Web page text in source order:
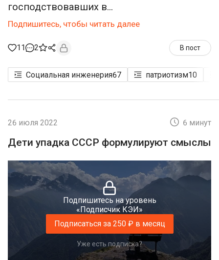
господствовавших в...
Подпишитесь, чтобы читать далее
11 2 В пост
Социальная инженерия67 патриотизм10
26 июля 2022 6 минут
Дети упадка СССР формулируют смыслы
Подпишитесь на уровень
«Подписчик КЭИ»
Подписаться за 250 ₽ в месяц
Уже есть подписка?